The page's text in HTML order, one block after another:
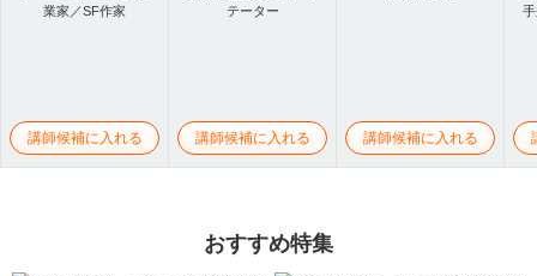
業家／SF作家
講師候補に入れる
テーター
講師候補に入れる 講師候補に入れる
おすすめ特集